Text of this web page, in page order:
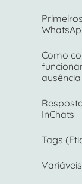
Como
InChats
Tags
Variáveis